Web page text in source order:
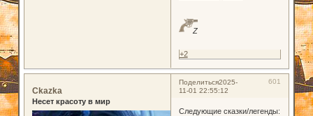
Z
+2
Поделиться 601
2025-
11-01 22:55:12
Ckazka
Несет красоту в мир
Следующие сказки/легенды: